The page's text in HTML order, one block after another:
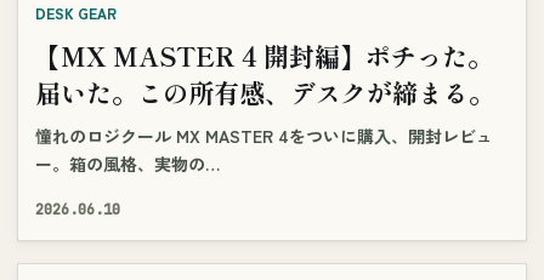
DESK GEAR
【MX MASTER 4 開封編】ポチった。
届いた。この所有感、デスクが締まる。
憧れのロジクール MX MASTER 4をついに購入、開封レビュ
ー。箱の風格、実物の…
2026.06.10